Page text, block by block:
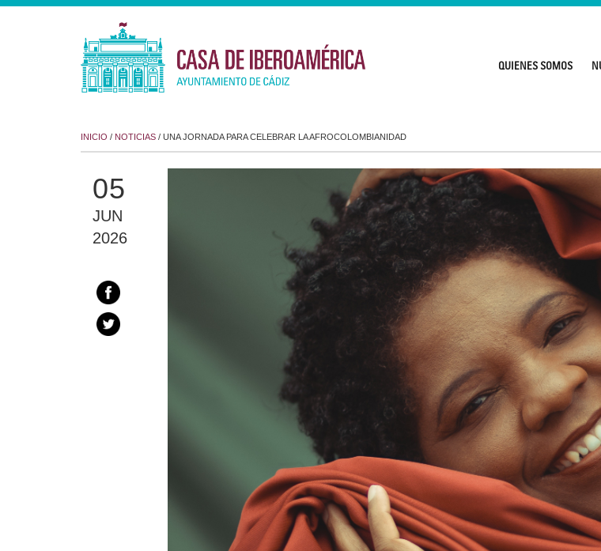
QUIENES SOMOS
INICIO / NOTICIAS / UNA JORNADA PARA CELEBRAR LA AFROCOLOMBIANIDAD
05
JUN
2026